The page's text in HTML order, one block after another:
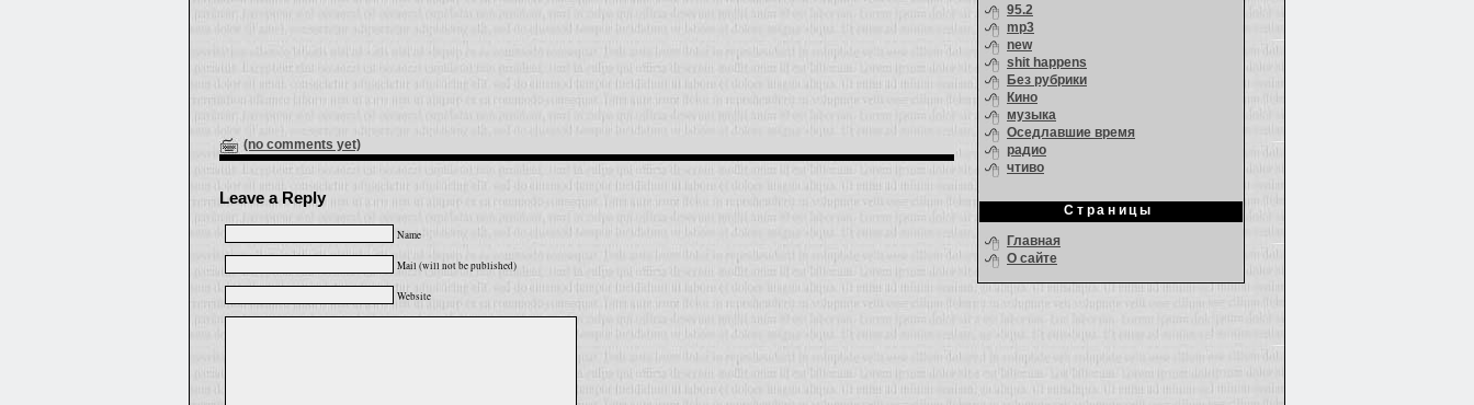
(no comments yet)
Leave a Reply
Name
Mail (will not be published)
Website
95.2
mp3
new
shit happens
Без рубрики
Кино
музыка
Оседлавшие время
радио
чтиво
Страницы
Главная
О сайте